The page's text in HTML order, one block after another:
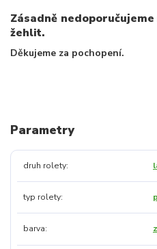
Zásadně
žehlit.
Děkujeme za pochopení.
Parametry
druh rolety
typ rolety
barva